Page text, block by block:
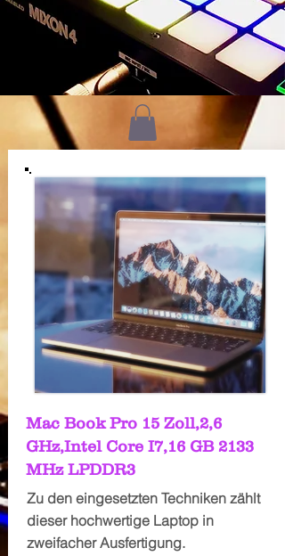
Mac Book Pro 15 Zoll,2,6
GHz,Intel Core I7,16 GB 2133
MHz LPDDR3
Zu den eingesetzten Techniken zählt
dieser hochwertige Laptop in
zweifacher Ausfertigung.